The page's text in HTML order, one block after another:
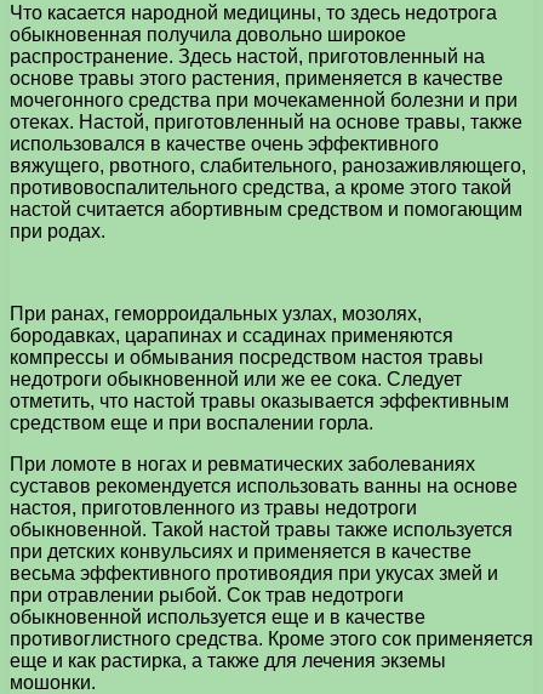
Что касается народной медицины, то здесь недотрога
обыкновенная получила довольно широкое
распространение. Здесь настой, приготовленный на
основе травы этого растения, применяется в качестве
мочегонного средства при мочекаменной болезни и при
отеках. Настой, приготовленный на основе травы, также
использовался в качестве очень эффективного
вяжущего, рвотного, слабительного, ранозаживляющего,
противовоспалительного средства, а кроме этого такой
настой считается абортивным средством и помогающим
при родах.
При ранах, геморроидальных узлах, мозолях,
бородавках, царапинах и ссадинах применяются
компрессы и обмывания посредством настоя травы
недотроги обыкновенной или же ее сока. Следует
отметить, что настой травы оказывается эффективным
средством еще и при воспалении горла.
При ломоте в ногах и ревматических заболеваниях
суставов рекомендуется использовать ванны на основе
настоя, приготовленного из травы недотроги
обыкновенной. Такой настой травы также используется
при детских конвульсиях и применяется в качестве
весьма эффективного противоядия при укусах змей и
при отравлении рыбой. Сок трав недотроги
обыкновенной используется еще и в качестве
противоглистного средства. Кроме этого сок применяется
еще и как растирка, а также для лечения экземы
мошонки.